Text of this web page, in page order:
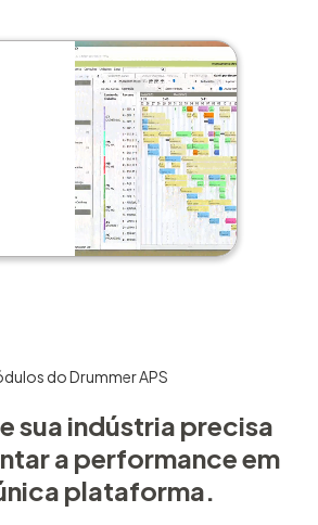
do Drummer APS
sua indústria precisa
a performance em
plataforma.